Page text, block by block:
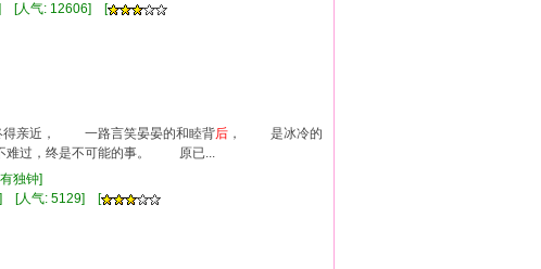
[人气: 12606] [
得亲近， 一路言笑晏晏的和睦背后 ， 是冰冷的
过，终是不可能的事。 原已...
有独钟]
[人气: 5129] [